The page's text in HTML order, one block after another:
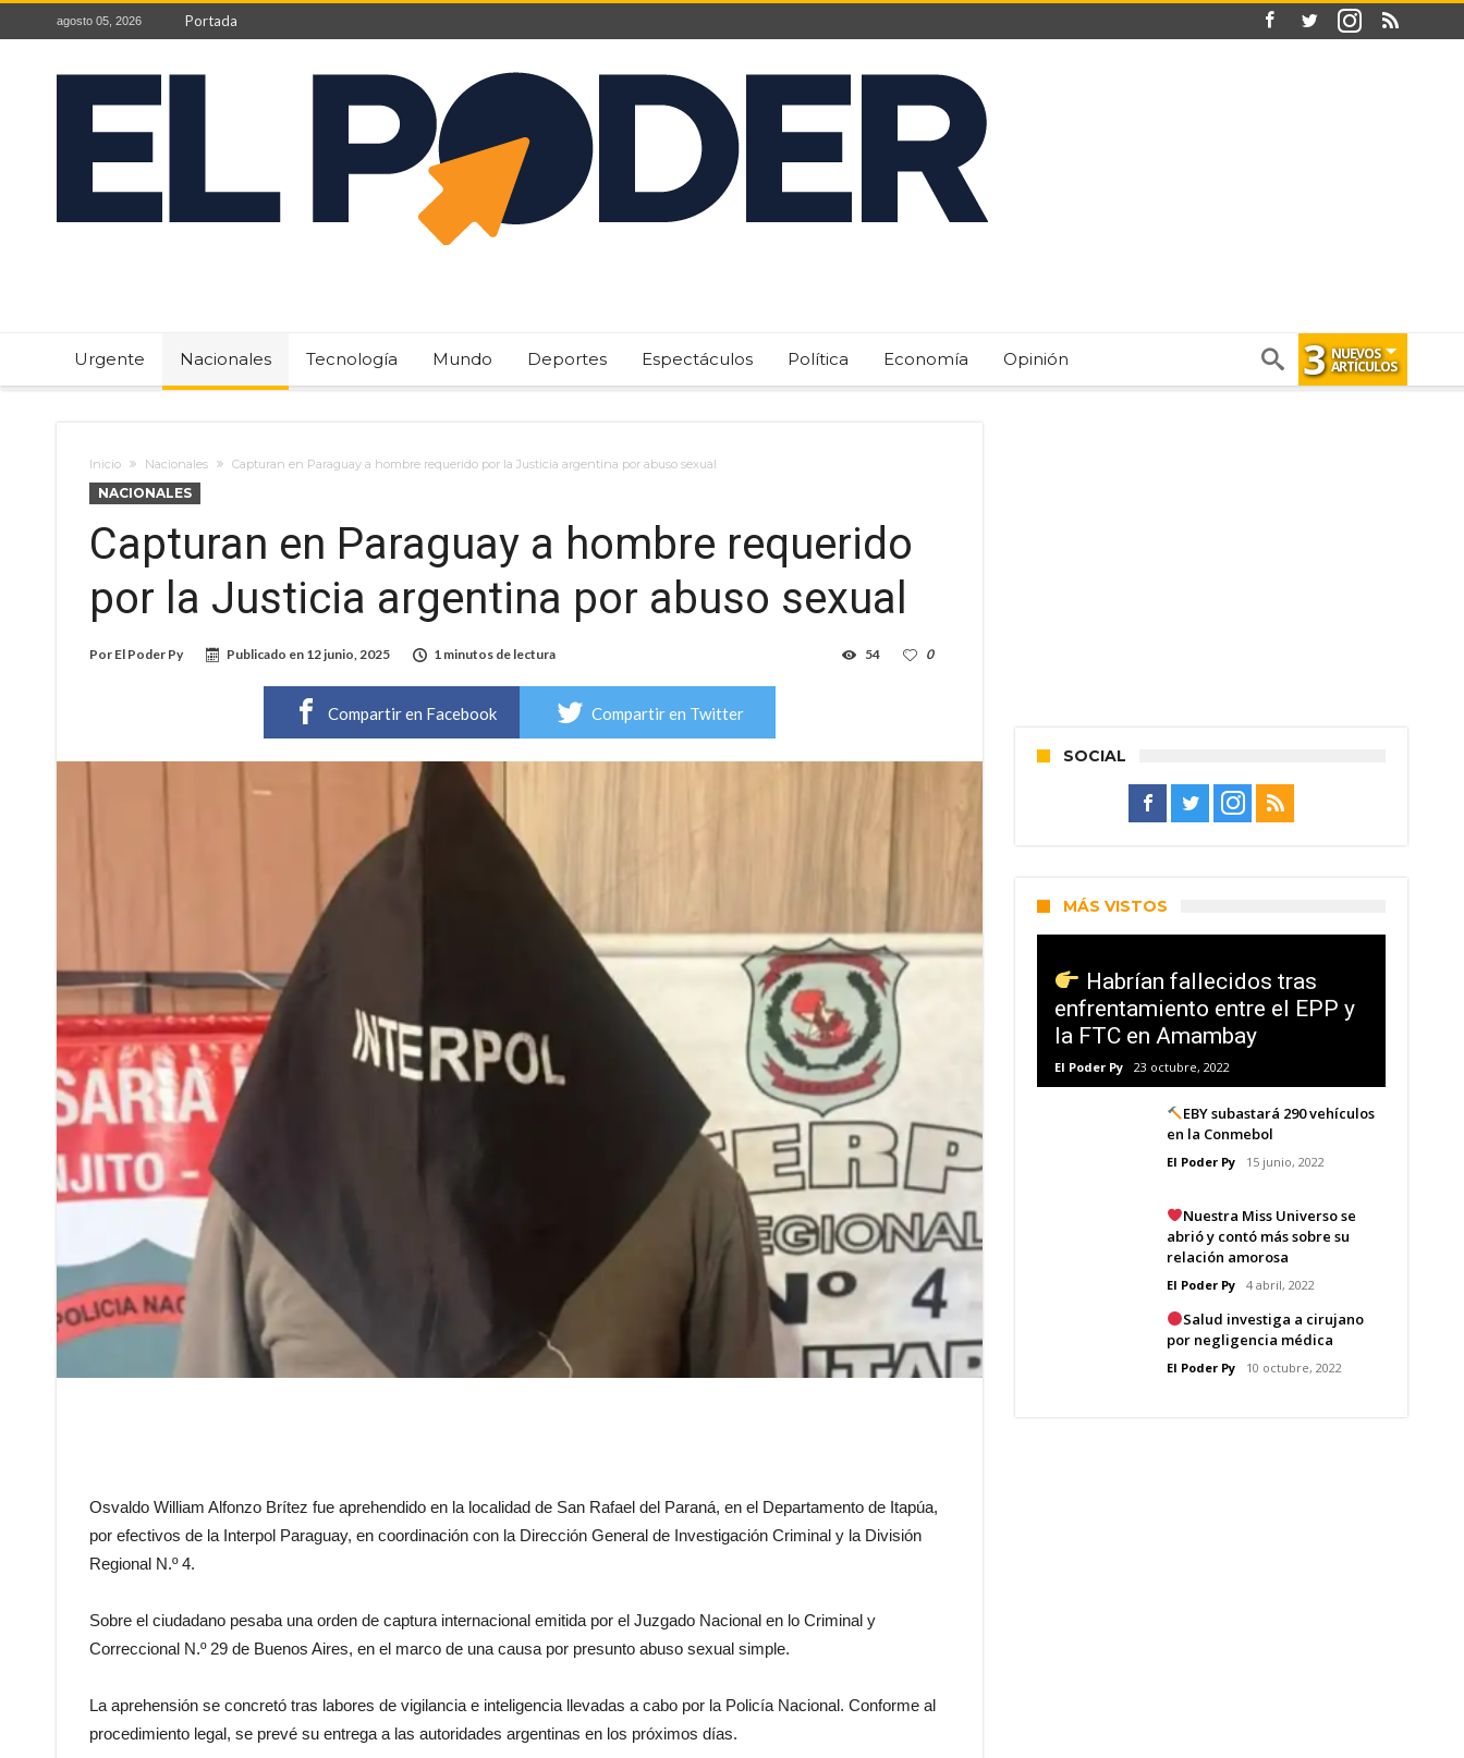
agosto 05, 2026 Portada
Urgente Nacionales Tecnología Mundo Deportes Espectáculos Política Economía Opinión 3 NUEVOS
ARTÍCULOS
Inicio Nacionales Capturan en Paraguay a hombre requerido por la Justicia argentina por abuso sexual
NACIONALES
Capturan en Paraguay a hombre requerido
por la Justicia argentina por abuso sexual
Por El Poder Py Publicado en 12 junio, 2025 1 minutos de lectura 0
54
Compartir en Facebook Compartir en Twitter
Osvaldo William Alfonzo Brítez fue aprehendido en la localidad de San Rafael del Paraná, en el Departamento de Itapúa,
por efectivos de la Interpol Paraguay, en coordinación con la Dirección General de Investigación Criminal y la División
Regional N.º 4.
Sobre el ciudadano pesaba una orden de captura internacional emitida por el Juzgado Nacional en lo Criminal y
Correccional N.º 29 de Buenos Aires, en el marco de una causa por presunto abuso sexual simple.
La aprehensión se concretó tras labores de vigilancia e inteligencia llevadas a cabo por la Policía Nacional. Conforme al
procedimiento legal, se prevé su entrega a las autoridades argentinas en los próximos días.
SOCIAL
MÁS VISTOS
Habrían fallecidos tras
enfrentamiento entre el EPP y
la FTC en Amambay
El Poder Py 23 octubre, 2022
EBY subastará 290 vehículos
en la Conmebol
El Poder Py 15 junio, 2022
Nuestra Miss Universo se
abrió y contó más sobre su
relación amorosa
El Poder Py 4 abril, 2022
Salud investiga a cirujano
por negligencia médica
El Poder Py 10 octubre, 2022